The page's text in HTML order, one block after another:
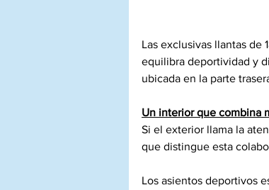
Las exclusivas llantas de
equilibra deportividad y
ubicada en la parte
Un interior que combina
Si el exterior llama la
que distingue esta
Los asientos deportivos